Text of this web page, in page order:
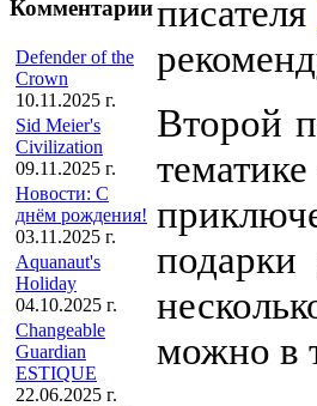
Комментарии
Defender of the
Crown
10.11.2025 г.
Sid Meier's
Civilization
09.11.2025 г.
Новости: С
днём рождения!
03.11.2025 г.
Aquanaut's
Holiday
04.10.2025 г.
Changeable
Guardian
ESTIQUE
22.06.2025 г.
писателя
Второй
подарки
можно в